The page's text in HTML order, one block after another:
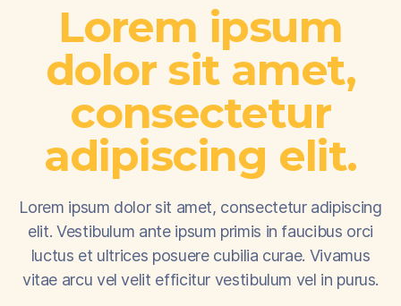
Lorem ipsum
dolor sit amet,
consectetur
adipiscing elit.
Lorem ipsum dolor sit amet, consectetur adipiscing
elit. Vestibulum ante ipsum primis in faucibus orci
luctus et ultrices posuere cubilia curae. Vivamus
vitae arcu vel velit efficitur vestibulum vel in purus.